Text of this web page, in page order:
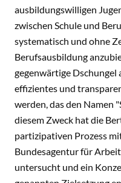
ausbildungswilligen
zwischen Schule und
systematisch und ohne
Berufsausbildung
gegenwärtige Dschungel
effizientes und
werden, das den Namen
diesem Zweck hat die
partizipativen Prozess
Bundesagentur für
untersucht und ein